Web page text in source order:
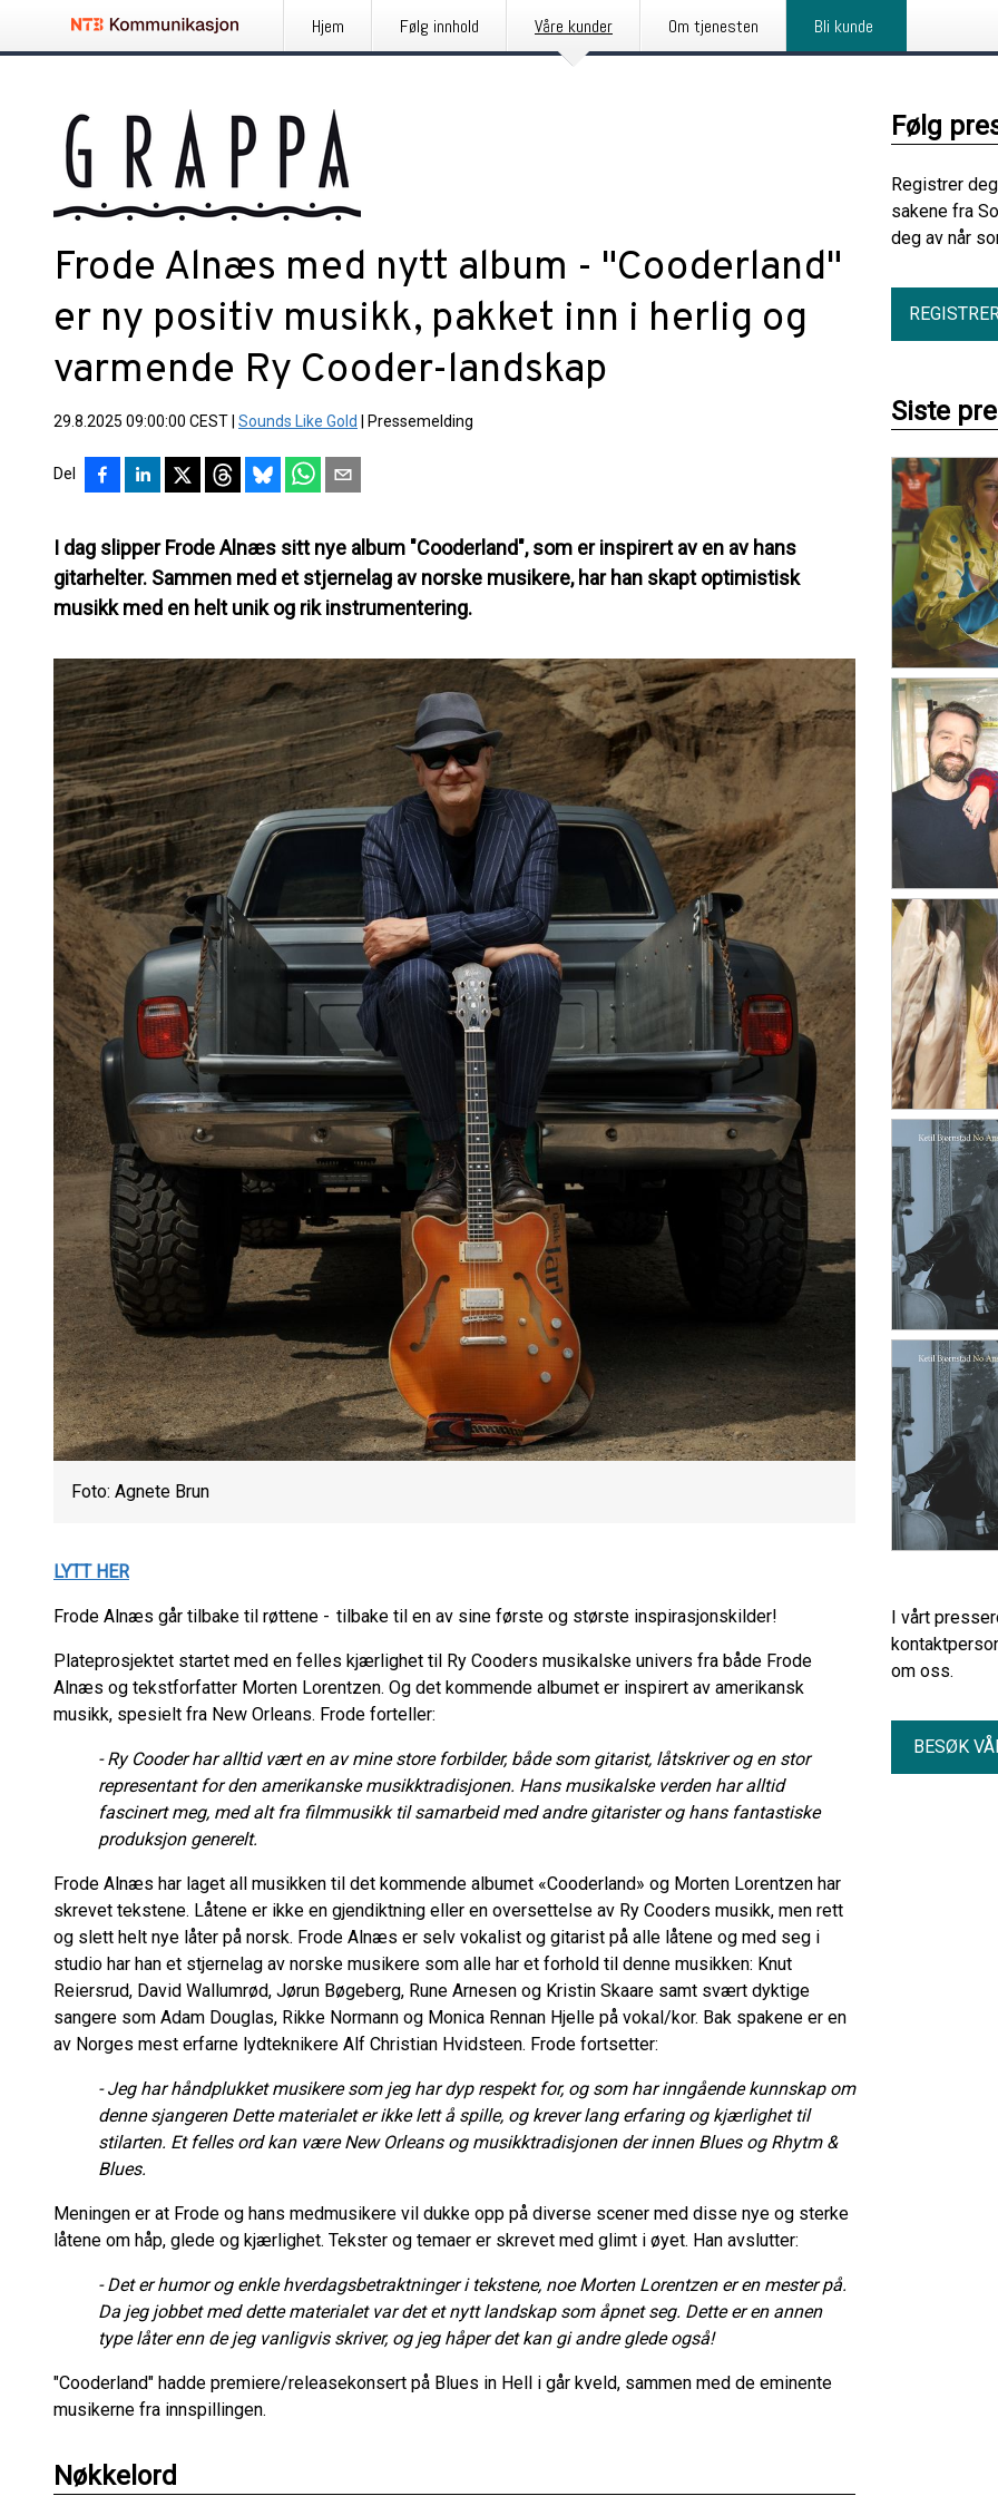
Hjem Følg innhold Våre kunder Om tjenesten Bli kunde
Frode Alnæs med nytt album - "Cooderland"
er ny positiv musikk, pakket inn i herlig og
varmende Ry Cooder-landskap
29.8.2025 09:00:00 CEST Sounds Like Gold Pressemelding
Del
I dag slipper Frode Alnæs sitt nye album "Cooderland", som er inspirert av en av hans
gitarhelter. Sammen med et stjernelag av norske musikere, har han skapt optimistisk
musikk med en helt unik og rik instrumentering.
Foto: Agnete Brun
LYTT HER
Frode Alnæs går tilbake til røttene - tilbake til en av sine første og største inspirasjonskilder!
Plateprosjektet startet med en felles kjærlighet til Ry Cooders musikalske univers fra både Frode
Alnæs og tekstforfatter Morten Lorentzen. Og det kommende albumet er inspirert av amerikansk
musikk, spesielt fra New Orleans. Frode forteller:
- Ry Cooder har alltid vært en av mine store forbilder, både som gitarist, låtskriver og en stor
representant for den amerikanske musikktradisjonen. Hans musikalske verden har alltid
fascinert meg, med alt fra filmmusikk til samarbeid med andre gitarister og hans fantastiske
produksjon generelt.
Frode Alnæs har laget all musikken til det kommende albumet «Cooderland» og Morten Lorentzen har
skrevet tekstene. Låtene er ikke en gjendiktning eller en oversettelse av Ry Cooders musikk, men rett
og slett helt nye låter på norsk. Frode Alnæs er selv vokalist og gitarist på alle låtene og med seg i
studio har han et stjernelag av norske musikere som alle har et forhold til denne musikken: Knut
Reiersrud, David Wallumrød, Jørun Bøgeberg, Rune Arnesen og Kristin Skaare samt svært dyktige
sangere som Adam Douglas, Rikke Normann og Monica Rennan Hjelle på vokal/kor. Bak spakene er en
av Norges mest erfarne lydteknikere Alf Christian Hvidsteen. Frode fortsetter:
- Jeg har håndplukket musikere som jeg har dyp respekt for, og som har inngående kunnskap om
denne sjangeren Dette materialet er ikke lett å spille, og krever lang erfaring og kjærlighet til
stilarten. Et felles ord kan være New Orleans og musikktradisjonen der innen Blues og Rhytm &
Blues.
Meningen er at Frode og hans medmusikere vil dukke opp på diverse scener med disse nye og sterke
låtene om håp, glede og kjærlighet. Tekster og temaer er skrevet med glimt i øyet. Han avslutter:
- Det er humor og enkle hverdagsbetraktninger i tekstene, noe Morten Lorentzen er en mester på.
Da jeg jobbet med dette materialet var det et nytt landskap som åpnet seg. Dette er en annen
type låter enn de jeg vanligvis skriver, og jeg håper det kan gi andre glede også!
"Cooderland" hadde premiere/releasekonsert på Blues in Hell i går kveld, sammen med de eminente
musikerne fra innspillingen.
Nøkkelord
Følg
Registrer
sakene fra
deg av når
Siste
I vårt
om oss.
BESØK